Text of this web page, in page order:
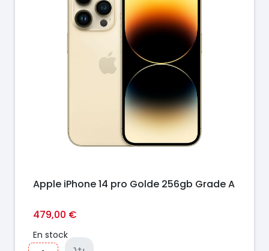
Apple iPhone 14 pro Golde 256gb Grade A
479,00 €
En stock